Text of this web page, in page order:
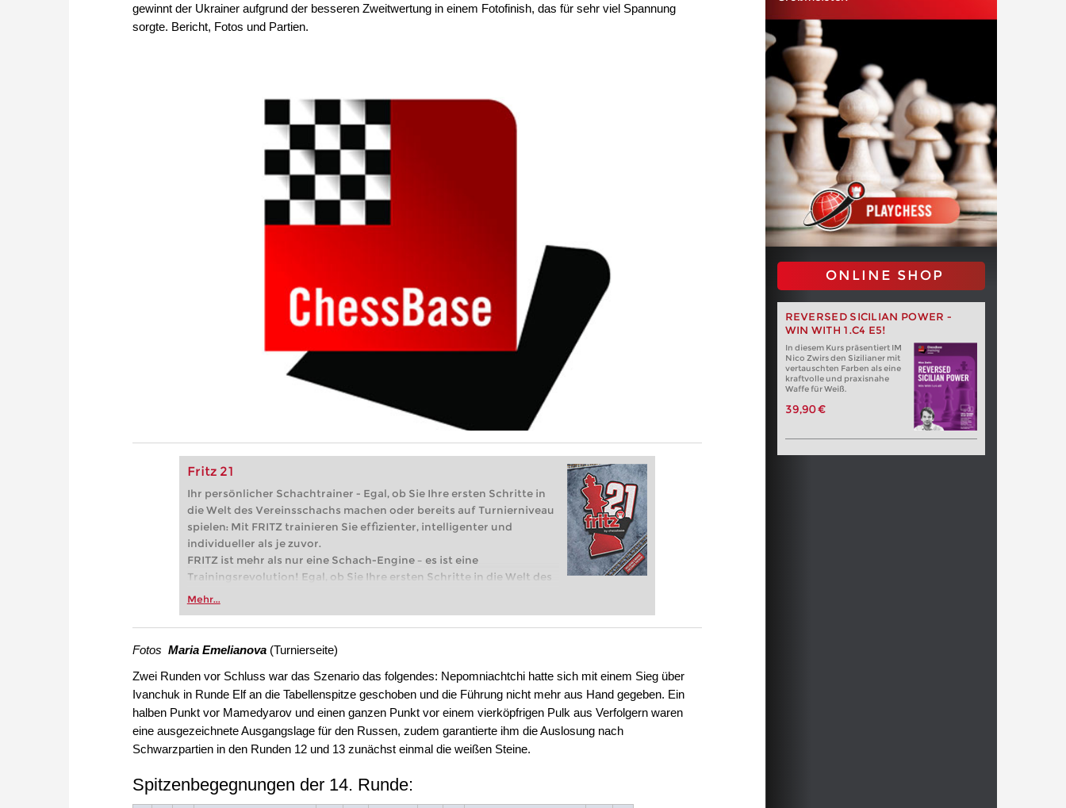
gewinnt der Ukrainer aufgrund der besseren Zweitwertung in einem Fotofinish, das für sehr viel Spannung
sorgte. Bericht, Fotos und Partien.
Fritz 21
Ihr persönlicher Schachtrainer - Egal, ob Sie Ihre ersten Schritte in
die Welt des Vereinsschachs machen oder bereits auf Turnierniveau
spielen: Mit FRITZ trainieren Sie effizienter, intelligenter und
individueller als je zuvor.
FRITZ ist mehr als nur eine Schach-Engine – es ist eine
Trainingsrevolution! Egal, ob Sie Ihre ersten Schritte in die Welt des
Vereinsschachs machen oder bereits auf Turnierniveau spielen: Mit
zuvor.
Mehr...
ONLINE SHOP
REVERSED SICILIAN POWER -
WIN WITH 1.C4 E5!
In diesem Kurs präsentiert IM
Nico Zwirs den Sizilianer mit
vertauschten Farben als eine
kraftvolle und praxisnahe
Waffe für Weiß.
39,90 €
Fotos Maria Emelianova (Turnierseite)
Zwei Runden vor Schluss war das Szenario das folgendes: Nepomniachtchi hatte sich mit einem Sieg über
Ivanchuk in Runde Elf an die Tabellenspitze geschoben und die Führung nicht mehr aus Hand gegeben. Ein
halben Punkt vor Mamedyarov und einen ganzen Punkt vor einem vierköpfrigen Pulk aus Verfolgern waren
eine ausgezeichnete Ausgangslage für den Russen, zudem garantierte ihm die Auslosung nach
Schwarzpartien in den Runden 12 und 13 zunächst einmal die weißen Steine.
Spitzenbegegnungen der 14. Runde: